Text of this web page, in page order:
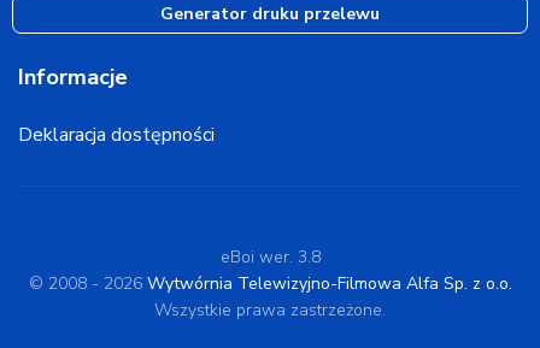
Generator druku przelewu
Informacje
Deklaracja dostępności
eBoi wer. 3.8
© 2008 - 2026 Wytwórnia Telewizyjno-Filmowa Alfa Sp. z o.o.
Wszystkie prawa zastrzeżone.